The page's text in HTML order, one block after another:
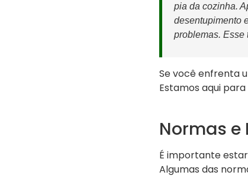
pia da cozinha.
desentupimento
problemas. Esse
Se você enfrenta
Estamos aqui
Normas
É importante
Algumas das